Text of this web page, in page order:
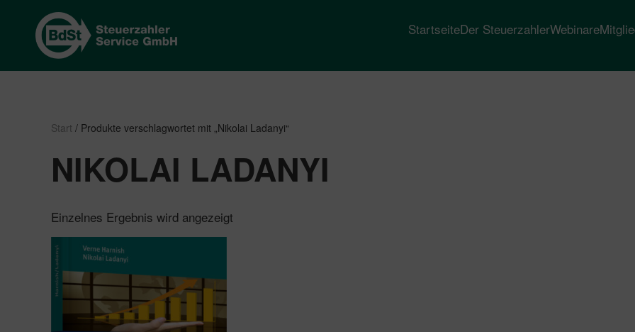
StartseiteDer SteuerzahlerWebinare
Start / Produkte verschlagwortet mit „Nikolai Ladanyi“
NIKOLAI LADANYI
Einzelnes Ergebnis wird angezeigt